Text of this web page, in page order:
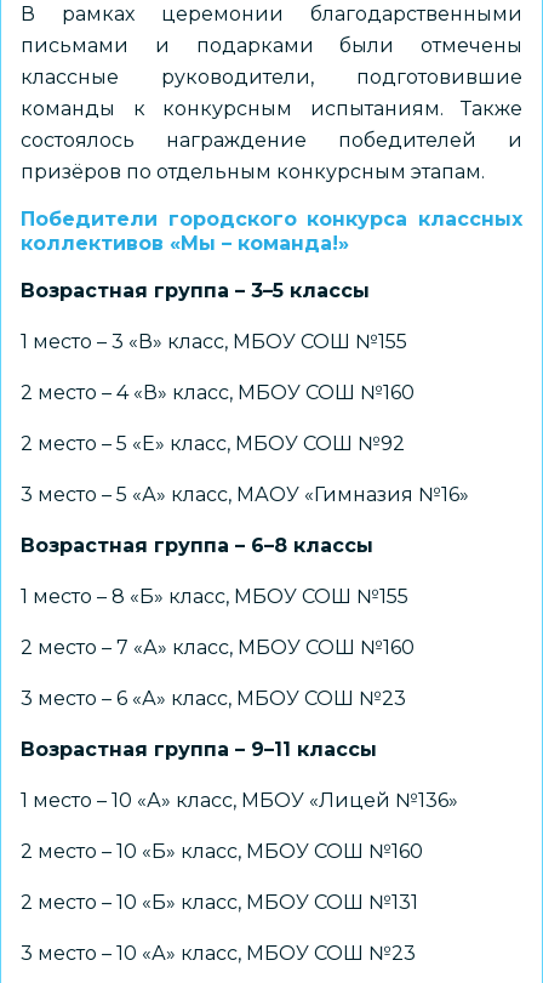
В рамках церемонии благодарственными
письмами и подарками были отмечены
классные руководители, подготовившие
команды к конкурсным испытаниям. Также
состоялось награждение победителей и
призёров по отдельным конкурсным этапам.
Победители городского конкурса классных
коллективов «Мы – команда!»
Возрастная группа – 3–5 классы
1 место – 3 «В» класс, МБОУ СОШ №155
2 место – 4 «В» класс, МБОУ СОШ №160
2 место – 5 «Е» класс, МБОУ СОШ №92
3 место – 5 «А» класс, МАОУ «Гимназия №16»
Возрастная группа – 6–8 классы
1 место – 8 «Б» класс, МБОУ СОШ №155
2 место – 7 «А» класс, МБОУ СОШ №160
3 место – 6 «А» класс, МБОУ СОШ №23
Возрастная группа – 9–11 классы
1 место – 10 «А» класс, МБОУ «Лицей №136»
2 место – 10 «Б» класс, МБОУ СОШ №160
2 место – 10 «Б» класс, МБОУ СОШ №131
3 место – 10 «А» класс, МБОУ СОШ №23